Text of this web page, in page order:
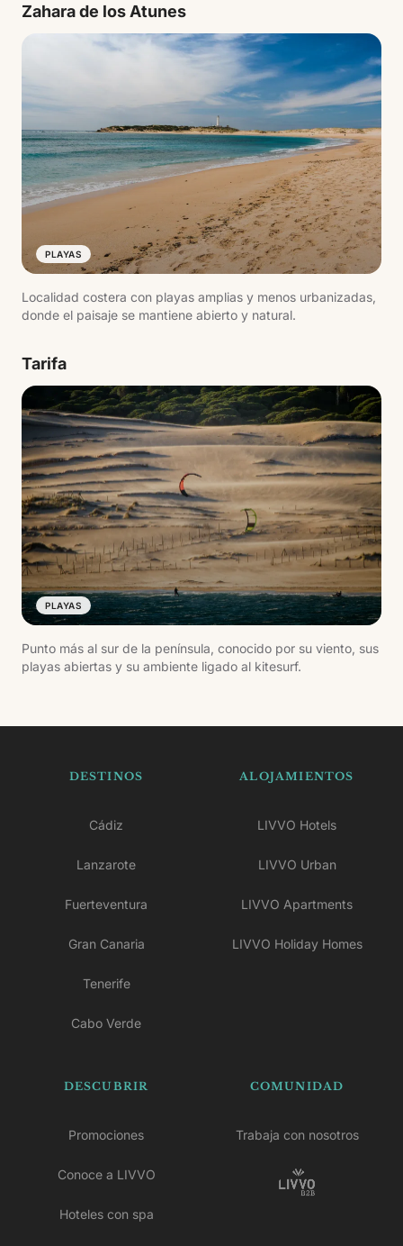
Zahara de los Atunes
PLAYAS
Localidad costera con playas amplias y menos urbanizadas,
donde el paisaje se mantiene abierto y natural.
Tarifa
PLAYAS
Punto más al sur de la península, conocido por su viento, sus
playas abiertas y su ambiente ligado al kitesurf.
DESTINOS
Cádiz
Lanzarote
Fuerteventura
Gran Canaria
Tenerife
Cabo Verde
ALOJAMIENTOS
LIVVO Hotels
LIVVO Urban
LIVVO Apartments
LIVVO Holiday Homes
DESCUBRIR
Promociones
Conoce a LIVVO
Hoteles con spa
COMUNIDAD
Trabaja con nosotros